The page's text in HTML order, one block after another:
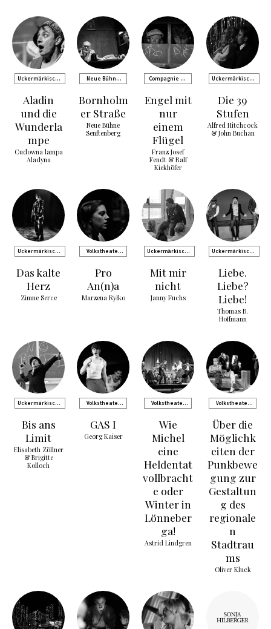
Uckermärkische
Aladin
und die
Wunderla
mpe
Cudowna lampa
Aladyna
Neue Bühne
Bornholm
er Straße
Neue Bühne
Senftenberg
Compagnie de
Engel mit
nur
einem
Flügel
Franz Josef
Fendt & Ralf
Kiekhöfer
Uckermärkische
Die 39
Stufen
Alfred Hitchcock
& John Buchan
Uckermärkische
Das kalte
Herz
Zimne Serce
Volkstheater
Pro
An(n)a
Marzena Ryłko
Uckermärkische
Mit mir
nicht
Janny Fuchs
Uckermärkische
Liebe.
Liebe?
Liebe!
Thomas B.
Hoffmann
Uckermärkische
Bis ans
Limit
Elisabeth Zöllner
& Brigitte
Kolloch
Volkstheater
GAS I
Georg Kaiser
Volkstheater
Wie
Michel
eine
Heldentat
vollbracht
e oder
Winter in
Lönneber
ga!
Astrid Lindgren
Volkstheater
Über die
Möglichk
eiten der
Punkbewe
gung zur
Gestaltun
g des
regionale
n
Stadtrau
ms
Oliver Kluck